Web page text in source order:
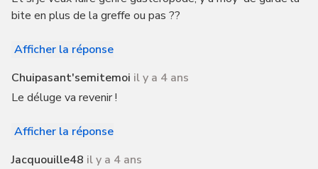
bite en plus de la greffe ou pas ??
Afficher la réponse
Chuipasant'semitemoi il y a 4 ans
Le déluge va revenir !
Afficher la réponse
Jacquouille48 il y a 4 ans